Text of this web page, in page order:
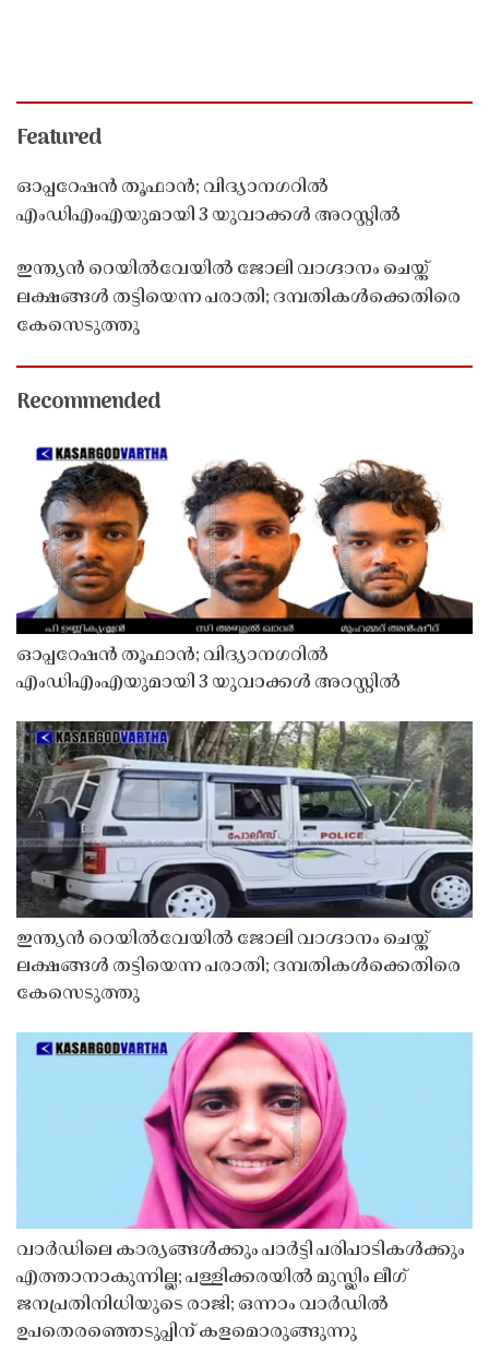
Featured
ഓപ്പറേഷൻ തൂഫാൻ; വിദ്യാനഗറിൽ
എംഡിഎംഎയുമായി 3 യുവാക്കൾ അറസ്റ്റിൽ
ഇന്ത്യൻ റെയിൽവേയിൽ ജോലി വാഗ്ദാനം ചെയ്ത്
ലക്ഷങ്ങൾ തട്ടിയെന്ന പരാതി; ദമ്പതികൾക്കെതിരെ
കേസെടുത്തു
Recommended
ഓപ്പറേഷൻ തൂഫാൻ; വിദ്യാനഗറിൽ
എംഡിഎംഎയുമായി 3 യുവാക്കൾ അറസ്റ്റിൽ
ഇന്ത്യൻ റെയിൽവേയിൽ ജോലി വാഗ്ദാനം ചെയ്ത്
ലക്ഷങ്ങൾ തട്ടിയെന്ന പരാതി; ദമ്പതികൾക്കെതിരെ
കേസെടുത്തു
വാർഡിലെ കാര്യങ്ങൾക്കും പാർട്ടി പരിപാടികൾക്കും
എത്താനാകുന്നില്ല; പള്ളിക്കരയിൽ മുസ്ലിം ലീഗ്
ജനപ്രതിനിധിയുടെ രാജി; ഒന്നാം വാർഡിൽ
ഉപതെരഞ്ഞെടുപ്പിന് കളമൊരുങ്ങുന്നു